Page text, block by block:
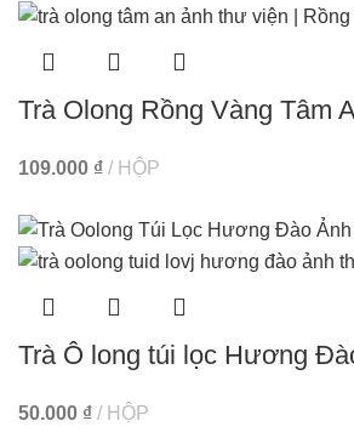
Trà Olong Rồng Vàng Tâm
109.000 ₫ HỘP
Trà Ô long túi lọc Hương
50.000 ₫ HỘP